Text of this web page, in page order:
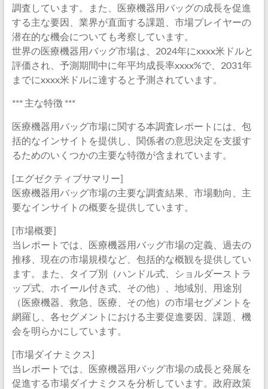
調査しています。また、医療機器用バッグの成長を促進
する主な要因、業界が直面する課題、市場プレイヤーの
潜在的な機会についても考察しています。
世界の医療機器用バッグ市場は、2024年にxxxx米ドルと
評価され、予測期間中に年平均成長率xxxx%で、2031年
までにxxxx米ドルに達すると予測されています。
*** 主な特徴 ***
医療機器用バッグ市場に関する本調査レポートには、包
括的なインサイトを提供し、関係者の意思決定を支援す
るためのいくつかの主要な特徴が含まれています。
[エグゼクティブサマリー]
医療機器用バッグ市場の主要な調査結果、市場動向、主
要なインサイトの概要を提供しています。
[市場概要]
当レポートでは、医療機器用バッグ市場の定義、過去の
推移、現在の市場規模など、包括的な概観を提供してい
ます。また、タイプ別（ハンドル式、ショルダーストラ
ップ式、ホイール付き式、その他）、地域別、用途別
（医療機器、救急、医療、その他）の市場セグメントを
網羅し、各セグメントにおける主要促進要因、課題、機
会を明らかにしています。
[市場ダイナミクス]
当レポートでは、医療機器用バッグ市場の成長と発展を
促進する市場ダイナミクスを分析しています。政府政策